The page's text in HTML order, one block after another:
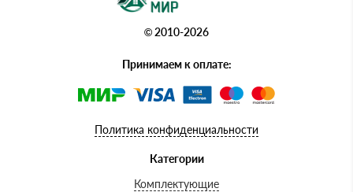
© 2010-2026
Принимаем к оплате:
Политика конфиденциальности
Категории
Комплектующие